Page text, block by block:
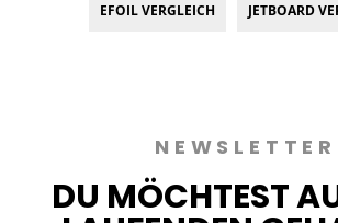
EFOIL VERGLEICH JETBOARD
NEWSLETTER
DU MÖCHTEST